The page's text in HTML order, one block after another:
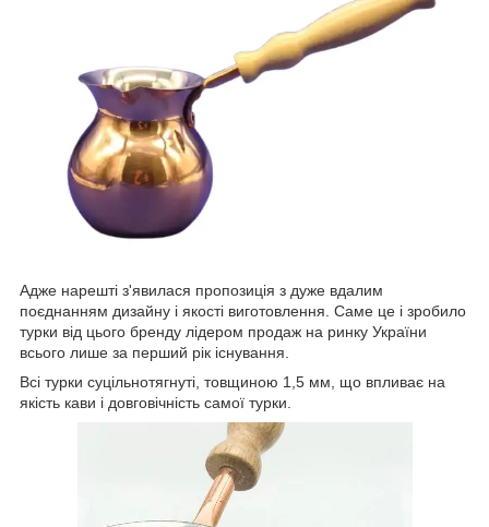
Адже нарешті з'явилася пропозиція з дуже вдалим
поєднанням дизайну і якості виготовлення. Саме це і зробило
турки від цього бренду лідером продаж на ринку України
всього лише за перший рік існування.
Всі турки суцільнотягнуті, товщиною 1,5 мм, що впливає на
якість кави і довговічність самої турки.